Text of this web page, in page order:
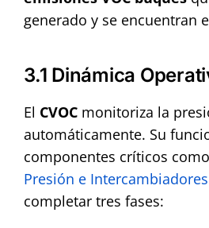
generado y se encuentran
3.1 Dinámica
El CVOCmonitoriza la
automáticamente. Su
componentes críticos como
Presión e
completar tres fases: